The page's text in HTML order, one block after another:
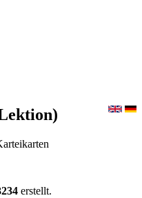
erstellt.